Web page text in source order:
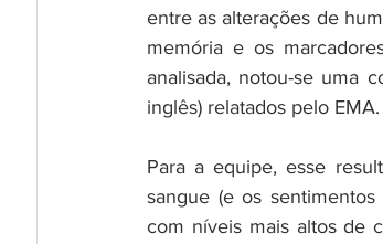
entre as alterações de
memória e os
analisada, notou-se uma
inglês) relatados pelo EMA.
Para a equipe, esse
sangue (e os
com níveis mais altos de